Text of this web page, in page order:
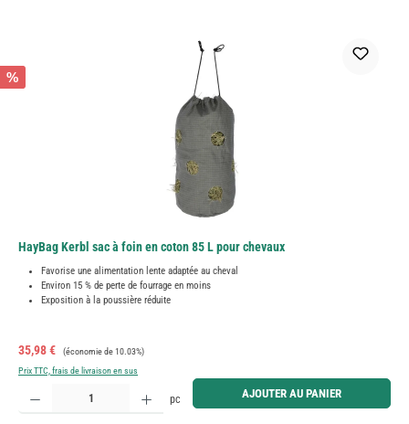
%
HayBag Kerbl sac à foin en coton 85 L pour chevaux
Favorise une alimentation lente adaptée au cheval
Environ 15 % de perte de fourrage en moins
Exposition à la poussière réduite
Prix de vente :
35,98 € Prix régulier :
(économie de 10.03%)
Prix TTC, frais de livraison en sus
Quantité de produit : Entrez la quantité souhaitée ou utilisez les boutons pour augmenter ou
pc AJOUTER AU PANIER